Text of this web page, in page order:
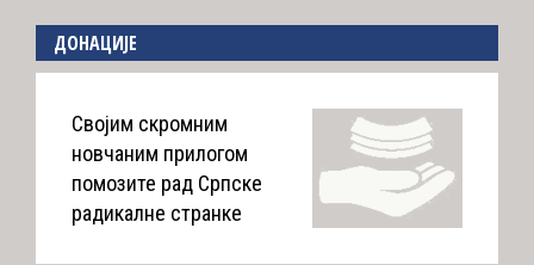
ДОНАЦИЈЕ
Својим скромним
новчаним прилогом
помозите рад Српске
радикалне странке